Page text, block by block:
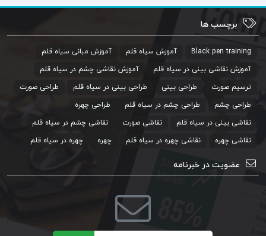
برچسب ها
Black pen training آموزش سیاه قلم
آموزش مبانی سیاه قلم
آموزش نقاشی بینی در سیاه قلم
آموزش نقاشی چشم در سیاه قلم
ترسیم صورت
طراحی بینی طراحی بینی در سیاه قلم
طراحی صورت
طراحی چشم
طراحی چشم در سیاه قلم
طراحی چهره
نقاشی بینی در سیاه قلم
نقاشی صورت
نقاشی چشم در سیاه قلم
نقاشی چهره
نقاشی چهره در سیاه قلم چهره چهره در سیاه قلم
عضویت در خبرنامه